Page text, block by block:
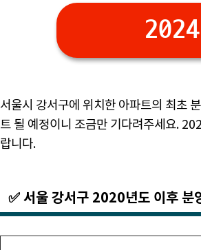
서울시 강서구에 위치한 아파트의 최초
트 될 예정이니 조금만 기다려주세요.
랍니다.
✅ 서울 강서구 2020년도 이후 분